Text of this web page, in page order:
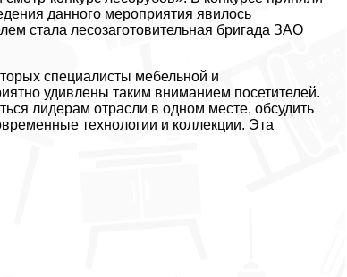
данного мероприятия явилось
стала лесозаготовительная бригада ЗАО
специалисты мебельной и
удивлены таким вниманием посетителей.
лидерам отрасли в одном месте, обсудить
технологии и коллекции. Эта